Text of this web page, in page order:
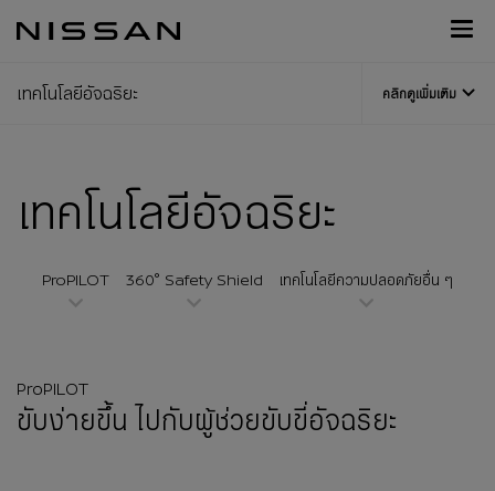
หลัก
Footer
เทคโนโลยีอัจฉริยะ คลิกดูเพิ่มเติม
เทคโนโลยีอัจฉริยะ
ProPILOT 360° Safety Shield เทคโนโลยีความปลอดภัยอื่น ๆ​
ProPILOT
ขับง่ายขึ้น ไปกับผู้ช่วยขับขี่อัจฉริยะ